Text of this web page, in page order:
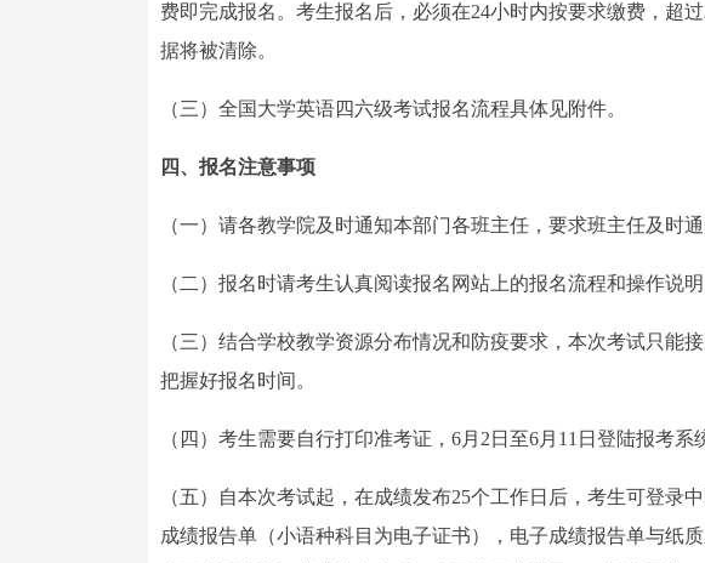
费即完成报名。考生报名后，必须在24小时内按要求缴费，超
据将被清除。
（三）全国大学英语四六级考试报名流程具体见附件。
四、报名注意事项
（一）请各教学院及时通知本部门各班主任，要求班主任及时
（二）报名时请考生认真阅读报名网站上的报名流程和操作说
（三）结合学校教学资源分布情况和防疫要求，本次考试只能
把握好报名时间。
（四）考生需要自行打印准考证，6月2日至6月11日登陆报考
（五）自本次考试起，在成绩发布25个工作日后，考生可登录
成绩报告单（小语种科目为电子证书），电子成绩报告单与纸